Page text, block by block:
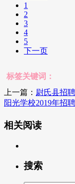
1
2
3
4
5
下一页
标签关键词：
上一篇： 尉氏县招
阳光学校2019年招
相关阅读
搜索